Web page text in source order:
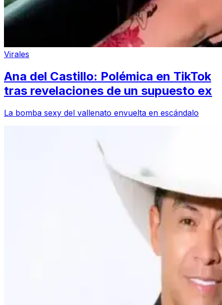
Virales
Ana del Castillo: Polémica en TikTok
tras revelaciones de un supuesto ex
La bomba sexy del vallenato envuelta en escándalo